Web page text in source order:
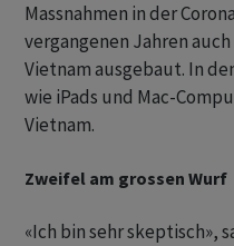
Massnahmen in der
vergangenen Jahren
Vietnam ausgebaut. In
wie iPads und Mac-
Vietnam.
Zweifel am grossen Wurf
«Ich bin sehr skeptisch»,